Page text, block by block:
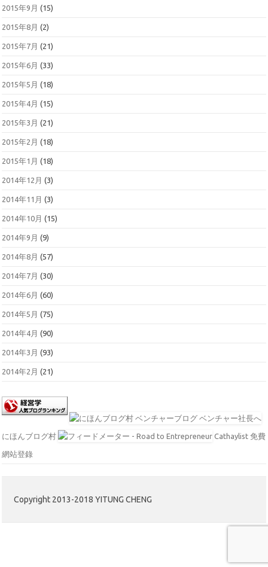
2015年9月 (15)
2015年8月 (2)
2015年7月 (21)
2015年6月 (33)
2015年5月 (18)
2015年4月 (15)
2015年3月 (21)
2015年2月 (18)
2015年1月 (18)
2014年12月 (3)
2014年11月 (3)
2014年10月 (15)
2014年9月 (9)
2014年8月 (57)
2014年7月 (30)
2014年6月 (60)
2014年5月 (75)
2014年4月 (90)
2014年3月 (93)
2014年2月 (21)
にほんブログ村 Cathaylist 免費
網站登錄
Copyright 2013-2018 YITUNG CHENG